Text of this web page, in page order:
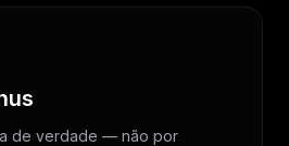
de verdade — não por